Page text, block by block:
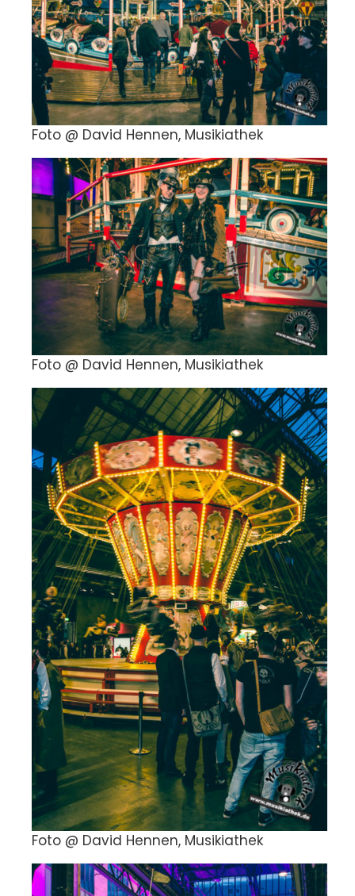
Foto @ David Hennen, Musikiathek
Foto @ David Hennen, Musikiathek
Foto @ David Hennen, Musikiathek